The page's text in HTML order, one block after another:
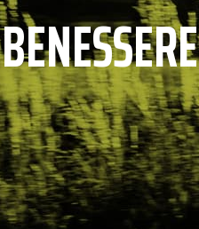
BENESSERE